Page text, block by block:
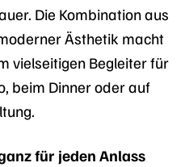
Die Kombination aus
Ästhetik macht
vielseitigen Begleiter für
beim Dinner oder auf
für jeden Anlass